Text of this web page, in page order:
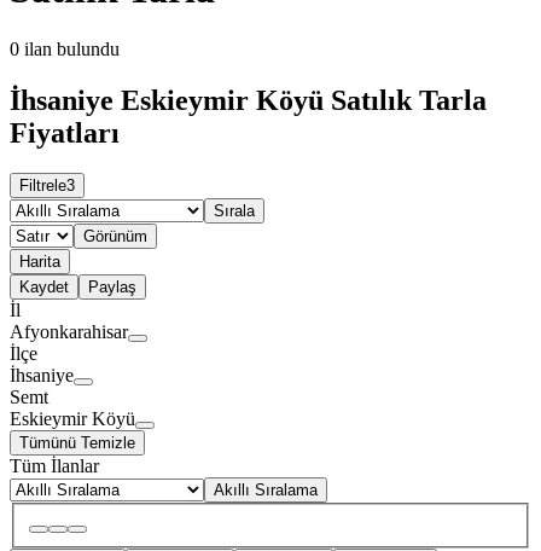
0 ilan bulundu
İhsaniye Eskieymir Köyü Satılık Tarla
Fiyatları
Filtrele3
Sırala
Görünüm
Harita
Kaydet
Paylaş
İl
Afyonkarahisar
İlçe
İhsaniye
Semt
Eskieymir Köyü
Tümünü Temizle
Tüm İlanlar
Akıllı Sıralama